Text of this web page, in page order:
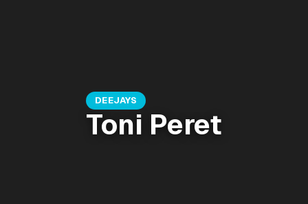
DEEJAYS
Toni Peret